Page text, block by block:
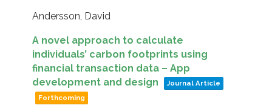
Andersson, David
A novel approach to calculate
individuals’ carbon footprints using
financial transaction data – App
development and design
Journal Article
Forthcoming